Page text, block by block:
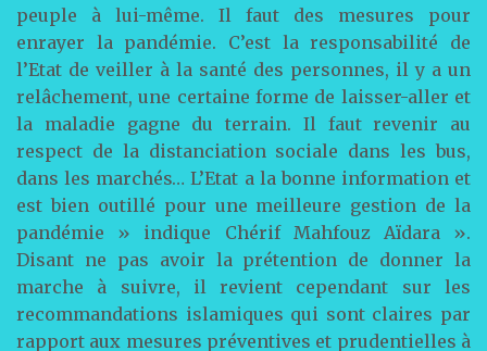
peuple à lui-même. Il faut des mesures pour
enrayer la pandémie. C’est la responsabilité de
l’Etat de veiller à la santé des personnes, il y a un
relâchement, une certaine forme de laisser-aller et
la maladie gagne du terrain. Il faut revenir au
respect de la distanciation sociale dans les bus,
dans les marchés… L’Etat a la bonne information et
est bien outillé pour une meilleure gestion de la
pandémie » indique Chérif Mahfouz Aïdara ».
Disant ne pas avoir la prétention de donner la
marche à suivre, il revient cependant sur les
recommandations islamiques qui sont claires par
rapport aux mesures préventives et prudentielles à